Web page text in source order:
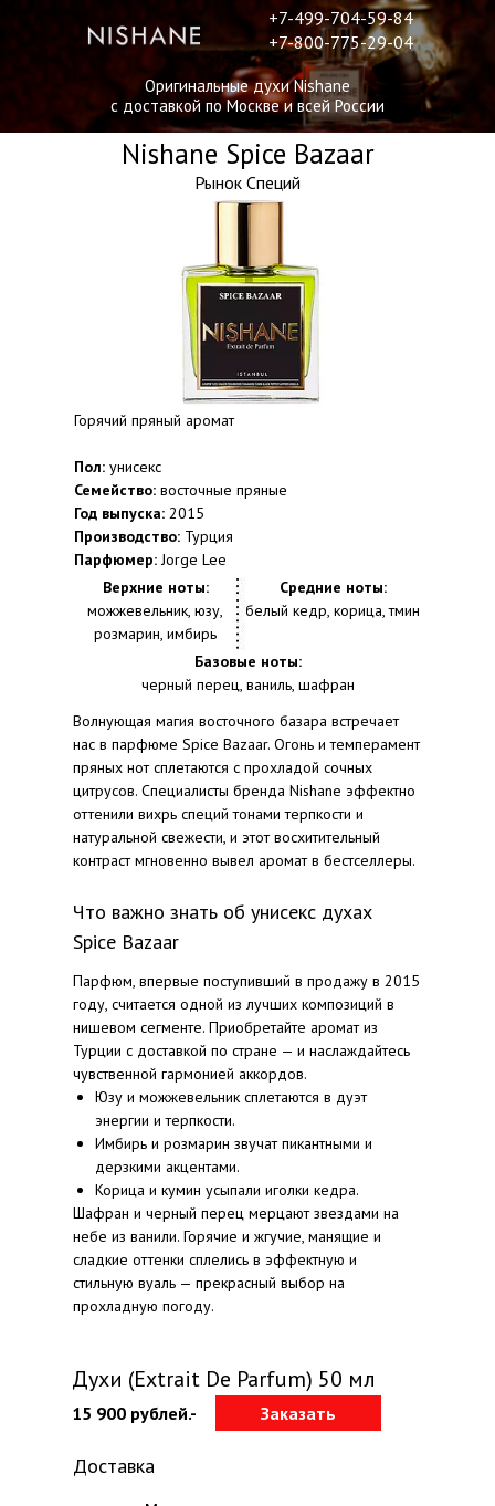
Оригинальные духи Nishane
с доставкой по Москве и всей России
+7-499-704-59-84
+7-800-775-29-04
Nishane Spice Bazaar
Рынок Специй
Горячий пряный аромат
Пол: унисекс
Семейство: восточные пряные
Год выпуска: 2015
Производство: Турция
Парфюмер:Jorge Lee
Верхние ноты:
можжевельник, юзу,
розмарин, имбирь
Средние ноты:
белый кедр, корица, тмин
Базовые ноты:
черный перец, ваниль, шафран
Волнующая магия восточного базара встречает
нас в парфюме Spice Bazaar. Огонь и темперамент
пряных нот сплетаются с прохладой сочных
цитрусов. Специалисты бренда Nishane эффектно
оттенили вихрь специй тонами терпкости и
натуральной свежести, и этот восхитительный
контраст мгновенно вывел аромат в бестселлеры.
Парфюм, впервые поступивший в продажу в 2015
году, считается одной из лучших композиций в
нишевом сегменте. Приобретайте аромат из
Турции с доставкой по стране — и наслаждайтесь
чувственной гармонией аккордов.
Юзу и можжевельник сплетаются в дуэт
энергии и терпкости.
Имбирь и розмарин звучат пикантными и
дерзкими акцентами.
Корица и кумин усыпали иголки кедра.
Шафран и черный перец мерцают звездами на
небе из ванили. Горячие и жгучие, манящие и
сладкие оттенки сплелись в эффектную и
стильную вуаль — прекрасный выбор на
прохладную погоду.
Что важно знать об унисекс духах
Spice Bazaar
Духи (Extrait De Parfum) 50 мл
15 900 рублей.- Заказать
Доставка